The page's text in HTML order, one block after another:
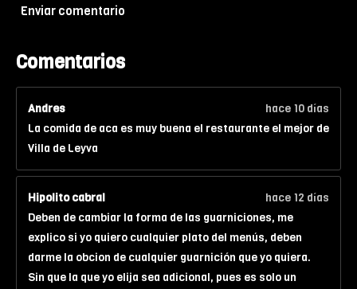
7
9
7
t
Enviar comentario
Comentarios
Andres
hace 10 días
La comida de aca es muy buena el restaurante el mejor de
Villa de Leyva
Hipolito cabral
hace 12 días
Deben de cambiar la forma de las guarniciones, me
explico si yo quiero cualquier plato del menús, deben
darme la obcion de cualquier guarnición que yo quiera.
Sin que la que yo elija sea adicional, pues es solo un